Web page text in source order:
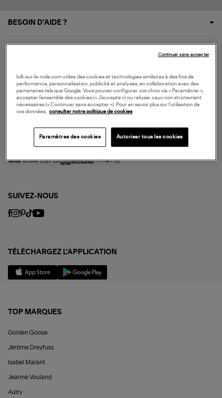
BESOIN D'AIDE ?
NOS SERVICES
SERVICE CLIENT
MODE DE PAIEMENT
SUIVEZ-NOUS
TÉLÉCHARGEZ L'APPLICATION
TOP MARQUES
Golden Goose
Jérôme Dreyfuss
Isabel Marant
Jeanne Vouland
Autry
lulli-sur-la-toile.com utilise des cookies et technologies similaires à des fins de
performance, personnalisation, publicité et analyses, en collaboration avec des
partenaires tels que Google. Vous pouvez configurer vos choix via « Paramétrer »,
accepter l’ensemble des cookies (« J’accepte ») ou refuser ceux non strictement
nécessaires (« Continuer sans accepter »). Pour en savoir plus sur l’utilisation de
vos données,
consulter notre politique de cookies
Paramètres des cookies Autoriser tous les cookies
Continuer sans accepter